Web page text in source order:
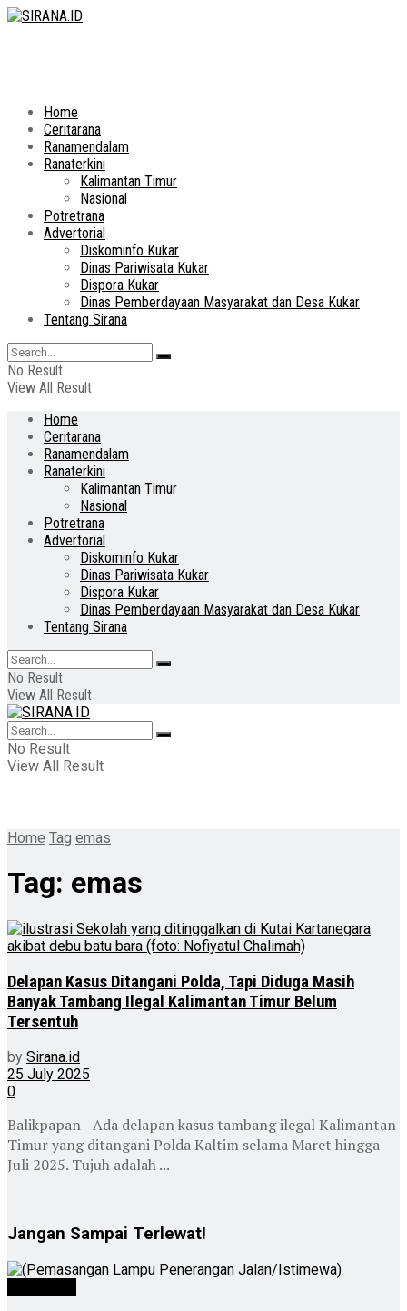
Home
Ceritarana
Ranamendalam
Ranaterkini
Kalimantan Timur
Nasional
Potretrana
Advertorial
Diskominfo Kukar
Dinas Pariwisata Kukar
Dispora Kukar
Dinas Pemberdayaan Masyarakat dan Desa Kukar
Tentang Sirana
No Result
View All Result
Home
Ceritarana
Ranamendalam
Ranaterkini
Kalimantan Timur
Nasional
Potretrana
Advertorial
Diskominfo Kukar
Dinas Pariwisata Kukar
Dispora Kukar
Dinas Pemberdayaan Masyarakat dan Desa Kukar
Tentang Sirana
No Result
View All Result
No Result
View All Result
Home Tag emas
Tag: emas
Delapan Kasus Ditangani Polda, Tapi Diduga Masih
Banyak Tambang Ilegal Kalimantan Timur Belum
Tersentuh
by Sirana.id
25 July 2025
0
Balikpapan - Ada delapan kasus tambang ilegal Kalimantan
Timur yang ditangani Polda Kaltim selama Maret hingga
Juli 2025. Tujuh adalah ...
Jangan Sampai Terlewat!